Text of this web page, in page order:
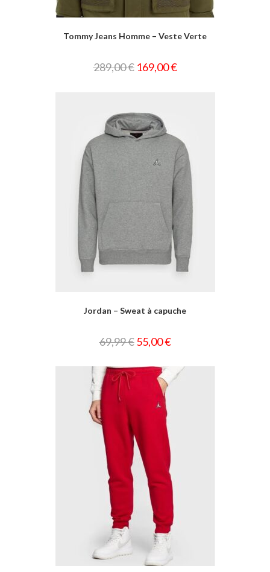
Tommy Jeans Homme – Veste Verte
289,00€ 169,00€
Jordan – Sweat à capuche
69,99€ 55,00€